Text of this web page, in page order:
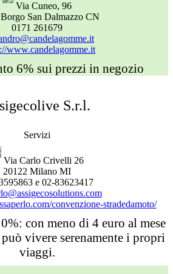
Via Cuneo, 96
San Dalmazzo CN
0171 261679
www.candelagomme.it
6% sui prezzi in negozio
S.r.l.
Servizi
Via Carlo Crivelli 26
20122 Milano MI
e 02-83623417
convenzione-stradedamoto/
con meno di 4 euro al mese
vivere serenamente i propri
viaggi.